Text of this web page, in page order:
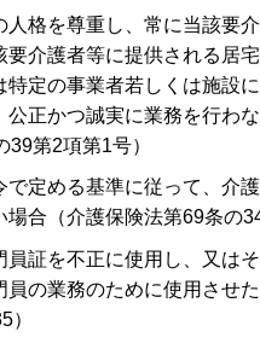
人格を尊重し、常に当該要
要介護者等に提供される居
特定の事業者若しくは施設
公正かつ誠実に業務を行わ
39第2項第1号）
で定める基準に従って、介
場合（介護保険法第69条の
員証を不正に使用し、又は
員の業務のために使用させ
）